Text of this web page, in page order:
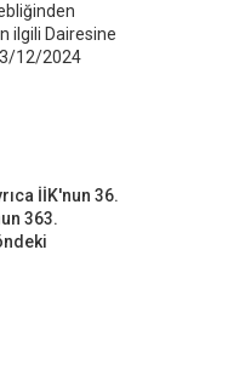
ilgili Dairesine
12/2024
İİK'nun 36.
363.